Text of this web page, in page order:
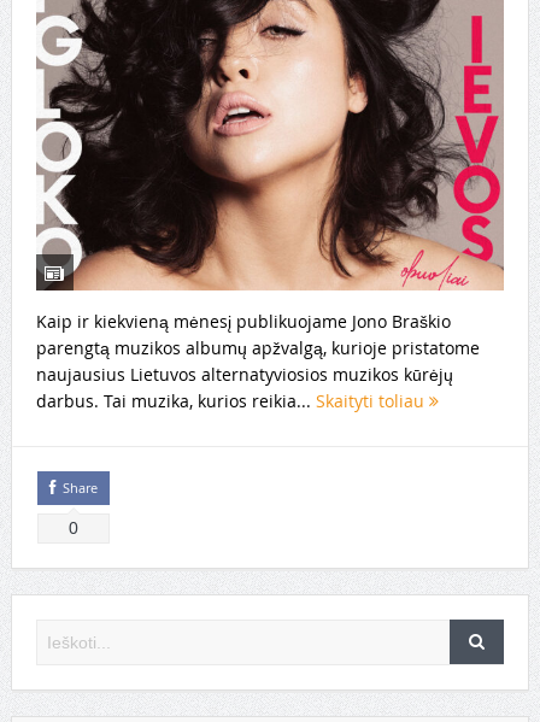
Kaip ir kiekvieną mėnesį publikuojame Jono Braškio
parengtą muzikos albumų apžvalgą, kurioje pristatome
naujausius Lietuvos alternatyviosios muzikos kūrėjų
darbus. Tai muzika, kurios reikia... Skaityti toliau
Share
0